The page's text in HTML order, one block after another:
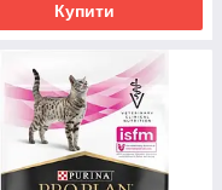
Купити